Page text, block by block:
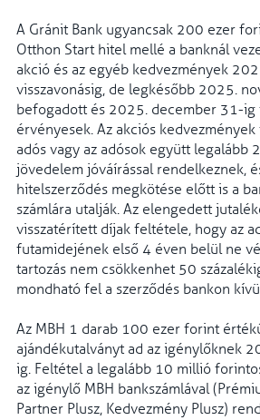
A Gránit Bank ugyancsak 200 ezer
Otthon Start hitel mellé a banknál
akció és az egyéb kedvezmények
visszavonásig, de legkésőbb 2025.
befogadott és 2025. december 31-
érvényesek. Az akciós
adós vagy az adósok együtt legalább
jövedelem jóváírással rendelkeznek,
hitelszerződés megkötése előtt is a
számlára utalják. Az elengedett
visszatérített díjak feltétele, hogy az
futamidejének első 4 éven belül ne
tartozás nem csökkenhet 50
mondható fel a szerződés bankon
Az MBH 1 darab 100 ezer forint
ajándékutalványt ad az igénylőknek
ig. Feltétel a legalább 10 millió
az igénylő MBH bankszámlával
Partner Plusz, Kedvezmény Plusz)